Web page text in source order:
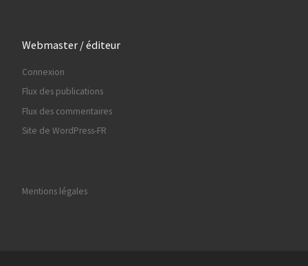
Webmaster / éditeur
Connexion
Flux des publications
Flux des commentaires
Site de WordPress-FR
Mentions légales